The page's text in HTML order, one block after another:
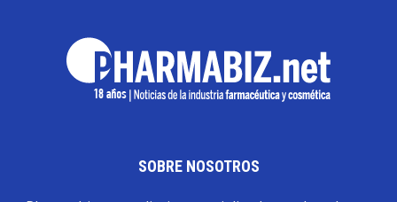
SOBRE NOSOTROS